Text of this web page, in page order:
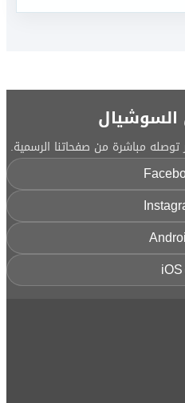
السوشيال
توصله مباشرة من صفحاتنا الرسمية.
iOS